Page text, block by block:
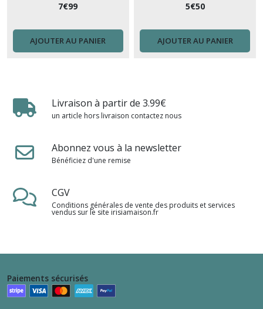
7€99
AJOUTER AU PANIER
5€50
AJOUTER AU PANIER
Livraison à partir de 3.99€
un article hors livraison contactez nous
Abonnez vous à la newsletter
Bénéficiez d'une remise
CGV
Conditions générales de vente des produits et services
vendus sur le site irisiamaison.fr
Paiements sécurisés